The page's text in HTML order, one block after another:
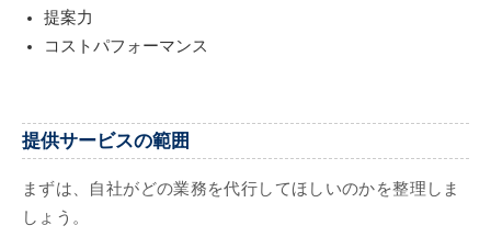
提案力
コストパフォーマンス
提供サービスの範囲
まずは、自社がどの業務を代行してほしいのかを整理しま
しょう。